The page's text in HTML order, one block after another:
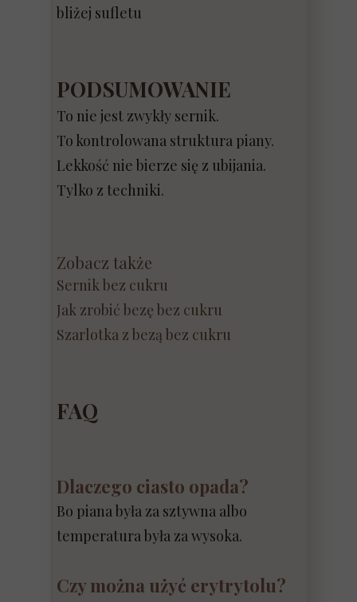
bliżej sufletu
PODSUMOWANIE
To nie jest zwykły sernik.
To kontrolowana struktura piany.
Lekkość nie bierze się z ubijania.
Tylko z techniki.
Zobacz także
Sernik bez cukru
Jak zrobić bezę bez cukru
Szarlotka z bezą bez cukru
FAQ
Dlaczego ciasto opada?
Bo piana była za sztywna albo
temperatura była za wysoka.
Czy można użyć erytrytolu?